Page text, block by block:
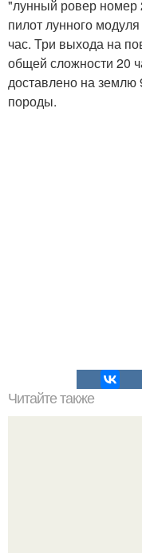
"лунный ровер номер
пилот лунного
час. Три выхода на
общей сложности 20
доставлено на землю
породы.
Читайте также